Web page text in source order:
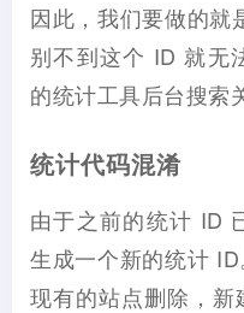
因此，我们要做的就
别不到这个 ID 就无
的统计工具后台搜索
统计代码混淆
由于之前的统计 ID
生成一个新的统计
现有的站点删除，